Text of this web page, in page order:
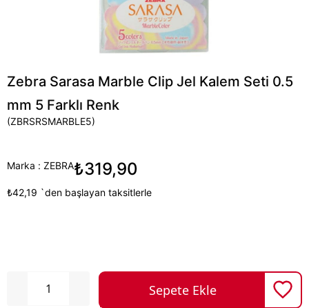
Zebra Sarasa Marble Clip Jel Kalem Seti 0.5
mm 5 Farklı Renk
(ZBRSRSMARBLE5)
Marka : ZEBRA₺319,90
₺42,19 `den başlayan taksitlerle